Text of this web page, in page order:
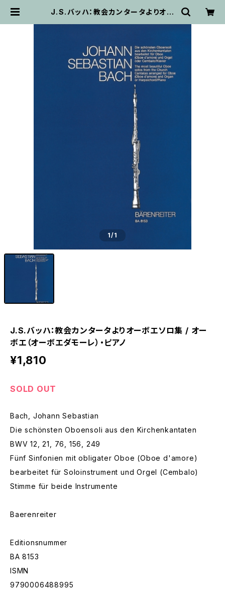
J.S.バッハ：教会カンタータよりオー
1/1
J.S.バッハ：教会カンタータよりオーボエソロ集 / オー
ボエ（オーボエダモーレ）・ピアノ
¥1,810
SOLD OUT
Bach, Johann Sebastian
Die schönsten Oboensoli aus den Kirchenkantaten
BWV 12, 21, 76, 156, 249
Fünf Sinfonien mit obligater Oboe (Oboe d'amore)
bearbeitet für Soloinstrument und Orgel (Cembalo)
Stimme für beide Instrumente
Baerenreiter
Editionsnummer
BA 8153
ISMN
9790006488995